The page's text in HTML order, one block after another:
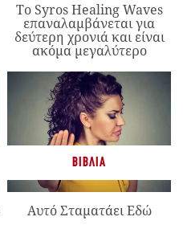
Το Syros Healing Waves
επαναλαμβάνεται για
δεύτερη χρονιά και είναι
ακόμα μεγαλύτερο
ΒΙΒΛΊΑ
Αυτό Σταματάει Εδώ